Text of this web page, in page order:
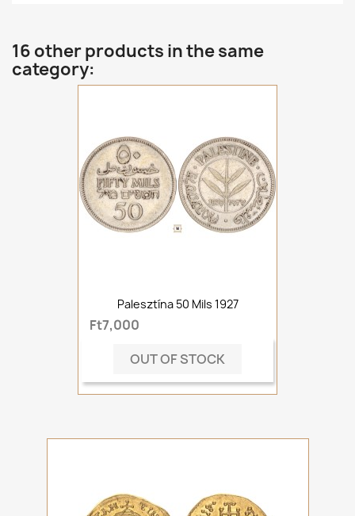
16 other products in the same
category:
Palesztína 50 Mils 1927
Ft7,000
OUT OF STOCK